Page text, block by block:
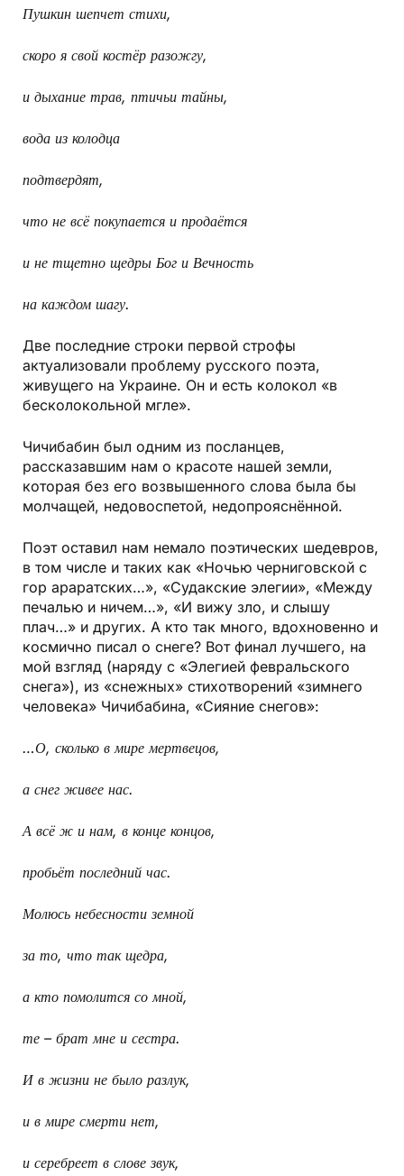
Пушкин шепчет стихи,
скоро я свой костёр разожгу,
и дыхание трав, птичьи тайны,
вода из колодца
подтвердят,
что не всё покупается и продаётся
и не тщетно щедры Бог и Вечность
на каждом шагу.
Две последние строки первой строфы
актуализовали проблему русского поэта,
живущего на Украине. Он и есть колокол «в
бесколокольной мгле».
Чичибабин был одним из посланцев,
рассказавшим нам о красоте нашей земли,
которая без его возвышенного слова была бы
молчащей, недовоспетой, недопрояснённой.
Поэт оставил нам немало поэтических шедевров,
в том числе и таких как «Ночью черниговской с
гор араратских…», «Судакские элегии», «Между
печалью и ничем…», «И вижу зло, и слышу
плач…» и других. А кто так много, вдохновенно и
космично писал о снеге? Вот финал лучшего, на
мой взгляд (наряду с «Элегией февральского
снега»), из «снежных» стихотворений «зимнего
человека» Чичибабина, «Сияние снегов»:
…О, сколько в мире мертвецов,
а снег живее нас.
А всё ж и нам, в конце концов,
пробьёт последний час.
Молюсь небесности земной
за то, что так щедра,
а кто помолится со мной,
те – брат мне и сестра.
И в жизни не было разлук,
и в мире смерти нет,
и серебреет в слове звук,